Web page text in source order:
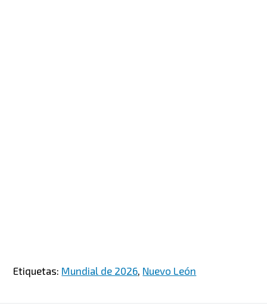
Etiquetas: Mundial de 2026 Nuevo León